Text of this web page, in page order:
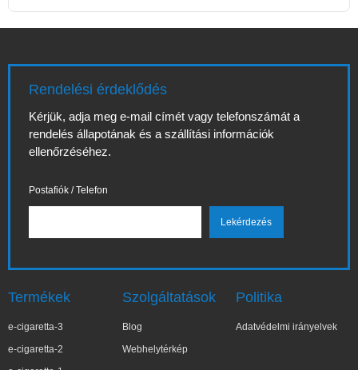
Rendelési érdeklődés
Kérjük, adja meg e-mail címét vagy telefonszámát a
rendelés állapotának és a szállítási információk
ellenőrzéséhez.
Postafiók / Telefon
Termékek
e-cigaretta-3
e-cigaretta-2
Szolgáltatások
Blog
Webhelytérkép
Politika
Adatvédelmi irányelvek